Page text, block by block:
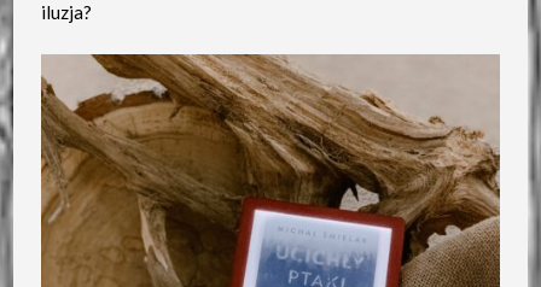
iluzja?